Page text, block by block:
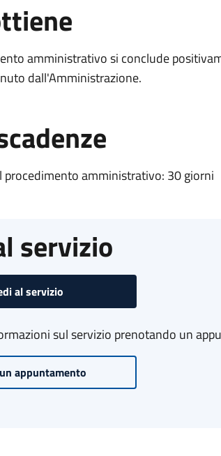
amministrativo si conclude
dall'Amministrazione.
procedimento amministrativo: 30 giorni
servizio
al servizio
sul servizio prenotando un
appuntamento